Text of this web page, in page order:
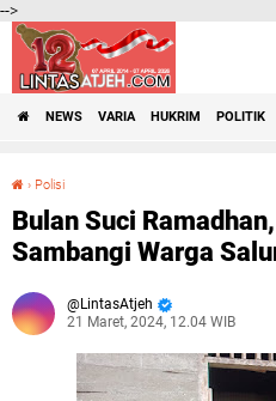
-->
NEWS VARIA HUKRIM POLITIK
› Polisi
Bulan Suci
Sambangi Warga
LintasAtjeh
21 Maret, 2024, 12.04 WIB